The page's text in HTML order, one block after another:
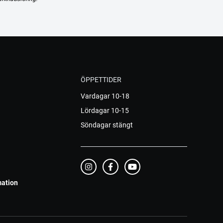
ÖPPETTIDER
Vardagar 10-18
Lördagar 10-15
Söndagar stängt